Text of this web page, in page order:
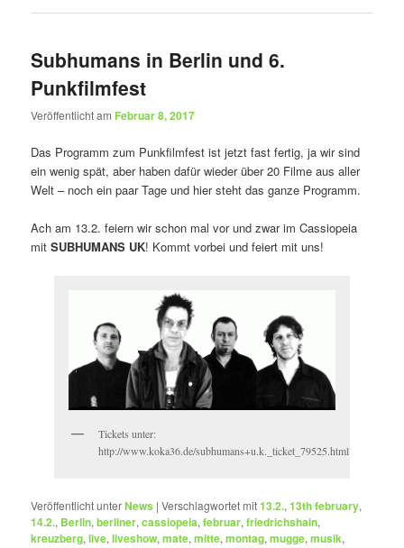
Subhumans in Berlin und 6.
Punkfilmfest
Veröffentlicht am Februar 8, 2017
Das Programm zum Punkfilmfest ist jetzt fast fertig, ja wir sind
ein wenig spät, aber haben dafür wieder über 20 Filme aus aller
Welt – noch ein paar Tage und hier steht das ganze Programm.
Ach am 13.2. feiern wir schon mal vor und zwar im Cassiopeia
mitSUBHUMANS UK! Kommt vorbei und feiert mit uns!
Tickets unter:
http://www.koka36.de/subhumans+u.k._ticket_79525.html
Veröffentlicht unterNews |Verschlagwortet mit13.2.,13th february,
14.2., Berlin,berliner,cassiopeia,februar,friedrichshain,
kreuzberg,live,liveshow,mate,mitte,montag,mugge,musik,